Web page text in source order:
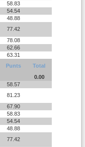
58.83
54.54
48.88
77.42
78.08
62.66
63.31
Punts
Total
0.00
58.57
81.23
67.90
58.83
54.54
48.88
77.42